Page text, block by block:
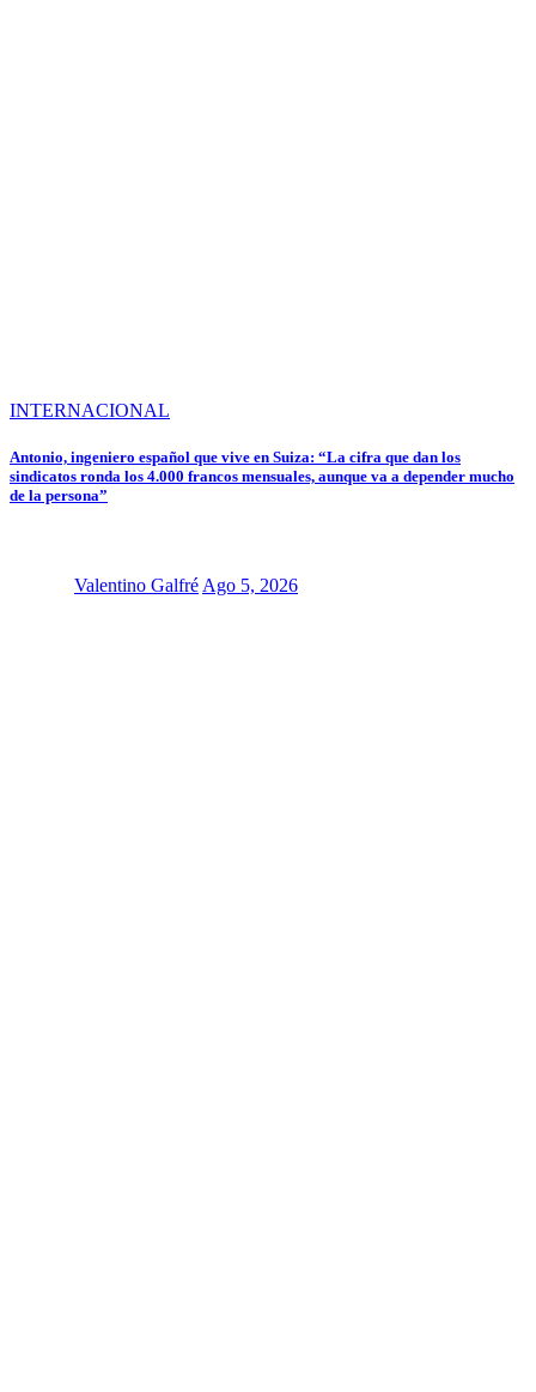
INTERNACIONAL
Antonio, ingeniero español que vive en Suiza: “La cifra que dan los
sindicatos ronda los 4.000 francos mensuales, aunque va a depender mucho
de la persona”
Valentino Galfré Ago 5, 2026